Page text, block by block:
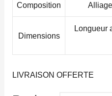
Composition
Dimensions
Longueur
LIVRAISON OFFERTE